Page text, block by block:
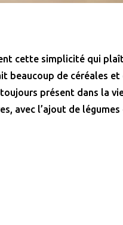
cette simplicité qui
beaucoup de céréales
présent dans la
avec l’ajout de